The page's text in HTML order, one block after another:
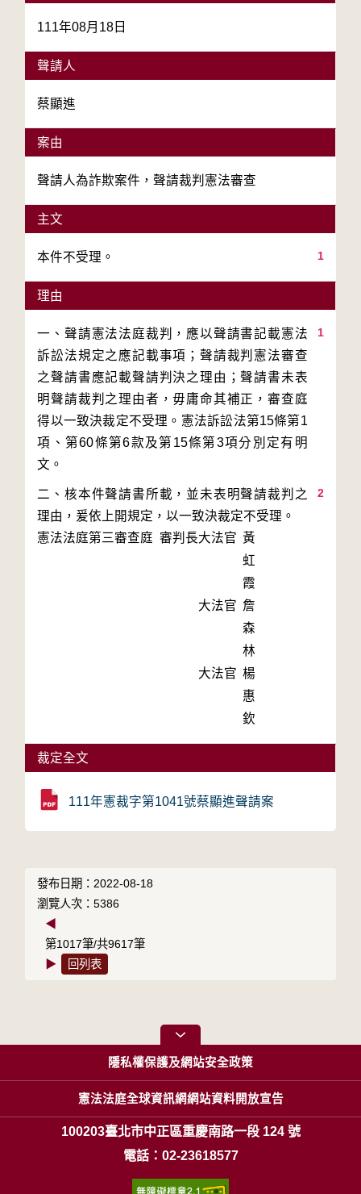
111年08月18日
聲請人
蔡顯進
案由
聲請人為詐欺案件，聲請裁判憲法審查
主文
1
本件不受理。
理由
1
一、聲請憲法法庭裁判，應以聲請書記載憲法
訴訟法規定之應記載事項；聲請裁判憲法審查
之聲請書應記載聲請判決之理由；聲請書未表
明聲請裁判之理由者，毋庸命其補正，審查庭
得以一致決裁定不受理。憲法訴訟法第15條第1
項、第60條第6款及第15條第3項分別定有明
2
二、核本件聲請書所載，並未表明聲請裁判之
理由，爰依上開規定，以一致決裁定不受理。
憲法法庭第三審查庭 審判長大法官 黃
虹
霞
大法官 詹
森
林
大法官 楊
惠
欽
裁定全文
111年憲裁字第1041號蔡顯進聲請案
發布日期：2022-08-18
瀏覽人次：5386
◀
第1017筆/共9617筆
▶
回列表
隱私權保護及網站安全政策
憲法法庭全球資訊網網站資料開放宣告
100203臺北市中正區重慶南路一段 124 號
電話：02-23618577